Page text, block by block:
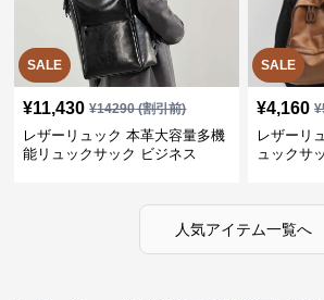
SALE
¥11,430 ¥14290(割引前)
レザーリュック 本革大容量多機
能リュックサック ビジネス
SALE
¥4,160 ¥
レザーリ
ュックサ
人気アイテム一覧へ